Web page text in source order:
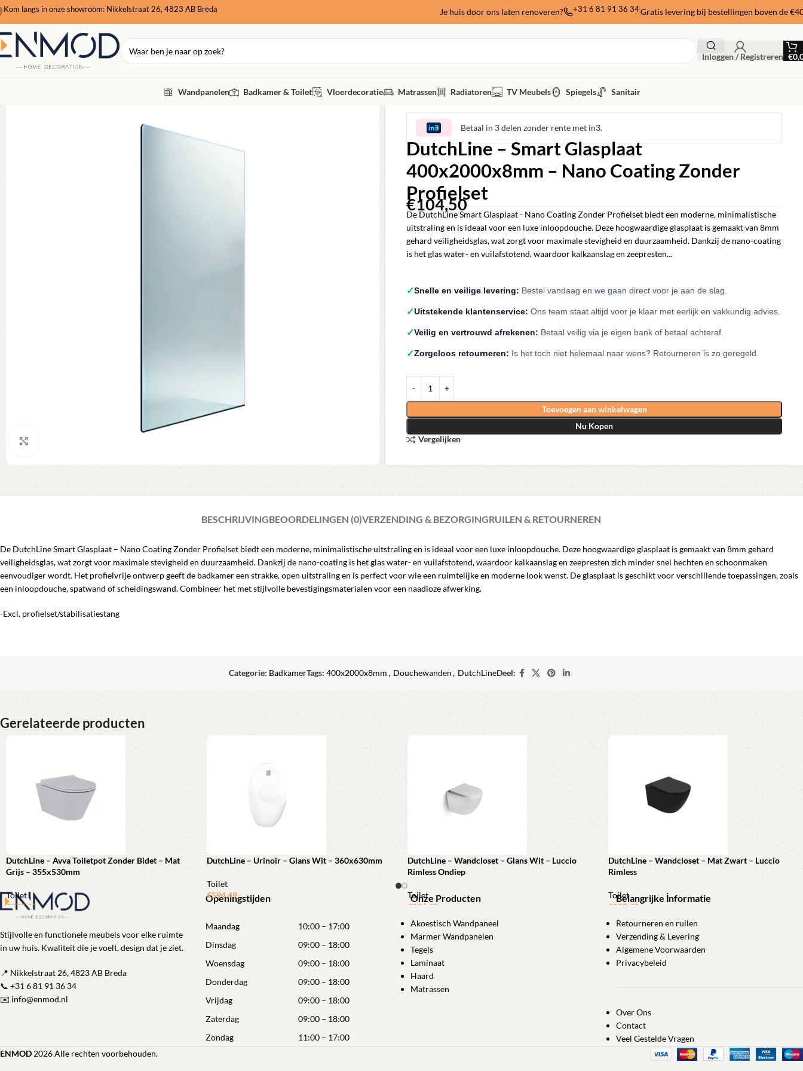
Kom langs in onze showroom: Nikkelstraat 26, 4823 AB Breda Je huis door ons laten renoveren? +31 6 81 91 36 34Gratis levering bij bestellingen boven de
Inloggen / Registreren €
Wandpanelen Badkamer & Toilet Vloerdecoratie Matrassen Radiatoren TV Meubels Spiegels Sanitair
Betaal in 3 delen zonder rente met in3.
DutchLine – Smart Glasplaat
400x2000x8mm – Nano Coating Zonder
Profielset
€104,50
De DutchLine Smart Glasplaat - Nano Coating Zonder Profielset biedt een moderne, minimalistische
uitstraling en is ideaal voor een luxe inloopdouche. Deze hoogwaardige glasplaat is gemaakt van 8mm
gehard veiligheidsglas, wat zorgt voor maximale stevigheid en duurzaamheid. Dankzij de nano-coating
is het glas water- en vuilafstotend, waardoor kalkaanslag en zeepresten...
✓Snelle en veilige levering: Bestel vandaag en we gaan direct voor je aan de slag.
✓Uitstekende klantenservice: Ons team staat altijd voor je klaar met eerlijk en vakkundig advies.
✓Veilig en vertrouwd afrekenen: Betaal veilig via je eigen bank of betaal achteraf.
✓Zorgeloos retourneren: Is het toch niet helemaal naar wens? Retourneren is zo geregeld.
Toevoegen aan winkelwagen
Nu Kopen
Vergelijken
BESCHRIJVINGBEOORDELINGEN (0)VERZENDING & BEZORGINGRUILEN & RETOURNEREN
De DutchLine Smart Glasplaat – Nano Coating Zonder Profielset biedt een moderne, minimalistische uitstraling en is ideaal voor een luxe inloopdouche. Deze hoogwaardige glasplaat is gemaakt van 8mm gehard
veiligheidsglas, wat zorgt voor maximale stevigheid en duurzaamheid. Dankzij de nano-coating is het glas water- en vuilafstotend, waardoor kalkaanslag en zeepresten zich minder snel hechten en schoonmaken
eenvoudiger wordt. Het profielvrije ontwerp geeft de badkamer een strakke, open uitstraling en is perfect voor wie een ruimtelijke en moderne look wenst. De glasplaat is geschikt voor verschillende toepassingen, zoals
een inloopdouche, spatwand of scheidingswand. Combineer het met stijlvolle bevestigingsmaterialen voor een naadloze afwerking.
-Excl. profielset/stabilisatiestang
Categorie: BadkamerTags: 400x2000x8mm , Douchewanden , DutchLineDeel:
Gerelateerde producten
DutchLine – Avva Toiletpot Zonder Bidet – Mat
Grijs – 355x530mm
Toilet
€279,49
DutchLine – Urinoir – Glans Wit – 360x630mm
Toilet
€594,49
DutchLine – Wandcloset – Glans Wit – Luccio
Rimless Ondiep
Toilet
€124,49
Toevoegen aan winkelwagen
DutchLine – Wandcloset – Mat Zwart – Luccio
Rimless
Toilet
€199,49
Toevoegen aan winkelwagen
Stijlvolle en functionele meubels voor elke ruimte
in uw huis. Kwaliteit die je voelt, design dat je ziet.
📍 Nikkelstraat 26, 4823 AB Breda
📞 +31 6 81 91 36 34
✉️ info@enmod.nl
Openingstijden
Maandag
10:00 – 17:00
Dinsdag
09:00 – 18:00
Woensdag
09:00 – 18:00
Donderdag
09:00 – 18:00
Vrijdag
09:00 – 18:00
Zaterdag
09:00 – 18:00
Zondag
11:00 – 17:00
Onze Producten
Akoestisch Wandpaneel
Marmer Wandpanelen
Tegels
Laminaat
Haard
Matrassen
Belangrijke İnformatie
Retourneren en ruilen
Verzending & Levering
Algemene Voorwaarden
Privacybeleid
Over Ons
Contact
Veel Gestelde Vragen
ENMOD 2026 Alle rechten voorbehouden.